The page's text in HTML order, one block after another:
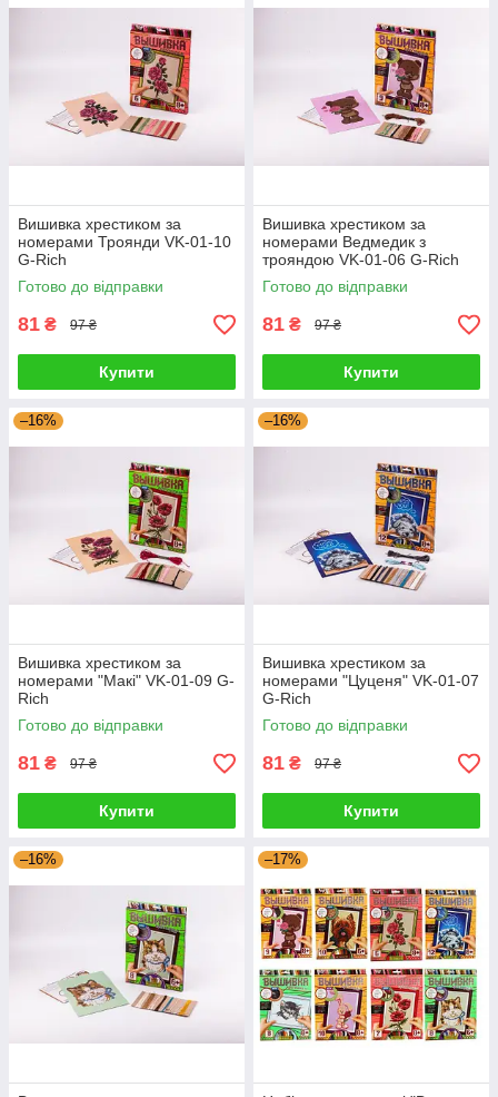
Вишивка хрестиком за
номерами Троянди VK-01-10
G-Rich
Готово до відправки
81 ₴ 97 ₴
Купити
Вишивка хрестиком за
номерами Ведмедик з
трояндою VK-01-06 G-Rich
Готово до відправки
81 ₴ 97 ₴
Купити
–16%
Вишивка хрестиком за
номерами "Макі" VK-01-09 G-
Rich
Готово до відправки
81 ₴ 97 ₴
Купити
–16%
Вишивка хрестиком за
номерами "Цуценя" VK-01-07
G-Rich
Готово до відправки
81 ₴ 97 ₴
Купити
–16% –17%